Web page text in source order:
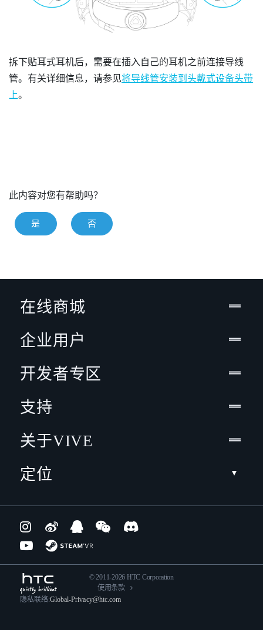
拆下贴耳式耳机后，需要在插入自己的耳机之前连接导线
管。有关详细信息，请参见将导线管安装到头戴式设备头带
上。
此内容对您有帮助吗？
是 否
在线商城
企业用户
开发者专区
支持
关于VIVE
定位
© 2011-2026 HTC Corporation
使用条款
隐私联络:Global-Privacy@htc.com